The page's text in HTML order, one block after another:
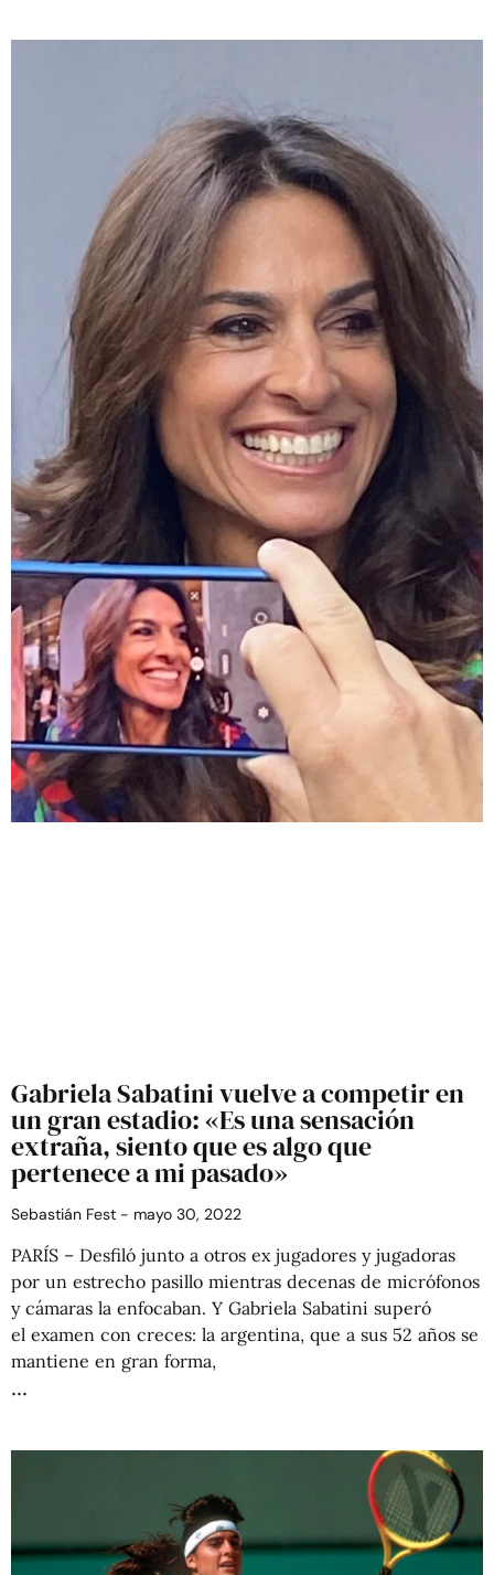
Gabriela Sabatini vuelve a competir en
un gran estadio: «Es una sensación
extraña, siento que es algo que
pertenece a mi pasado»
Sebastián Fest mayo 30, 2022
PARÍS – Desfiló junto a otros ex jugadores y jugadoras
por un estrecho pasillo mientras decenas de micrófonos
y cámaras la enfocaban. Y Gabriela Sabatini superó
el examen con creces: la argentina, que a sus 52 años se
mantiene en gran forma,